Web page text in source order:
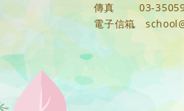
傳真
03-
電子信箱